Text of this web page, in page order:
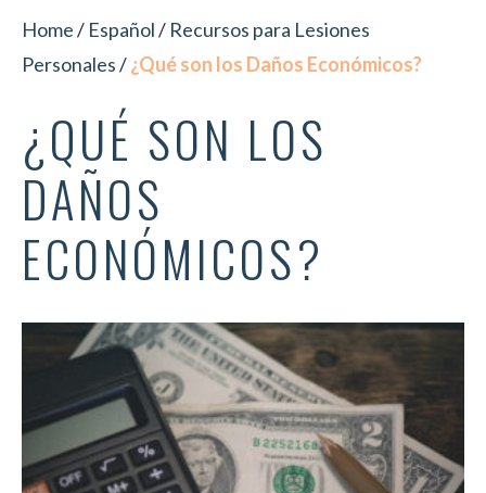
Home/ Español/ Recursos para Lesiones
Personales/¿Qué son los Daños Económicos?
¿QUÉ SON LOS
DAÑOS
ECONÓMICOS?